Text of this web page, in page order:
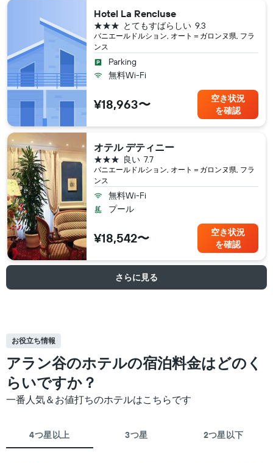
Hotel La Rencluse
バニエールドルション, オート＝ガロンヌ県, フラ
ンス
9.3
とてもすばらしい
3つ星
Parking
無料Wi-Fi
¥18,963〜
空き状況
を確認
オテル デティニー
バニエールドルション, オート＝ガロンヌ県, フラ
ンス
7.7
良い
3つ星
無料Wi-Fi
プール
¥18,542〜
空き状況
を確認
さらに見る
お役立ち情報
アラン谷のホテルの宿泊料金はどのく
らいですか？
一番人気＆お値打ちのホテルはこちらです
4つ星以上 3つ星 2つ星以下